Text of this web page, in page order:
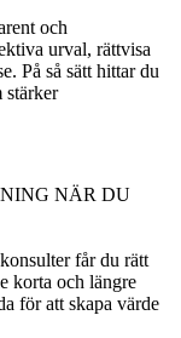
och
urval, rättvisa
På så sätt hittar du
stärker
NÄR DU
får du rätt
korta och längre
för att skapa värde